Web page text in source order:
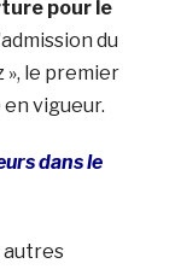
pour le
du
», le premier
vigueur.
dans le
autres